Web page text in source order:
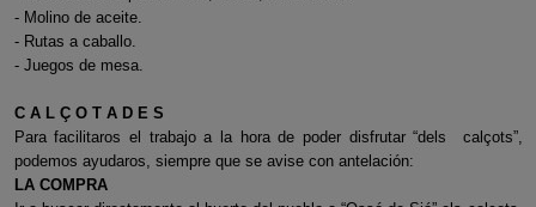
- Molino de aceite.
- Rutas a caballo.
- Juegos de mesa.
C A L Ç O T A D E S
Para facilitaros el trabajo a la hora de poder disfrutar “dels calçots”,
podemos ayudaros, siempre que se avise con antelación:
LA COMPRA